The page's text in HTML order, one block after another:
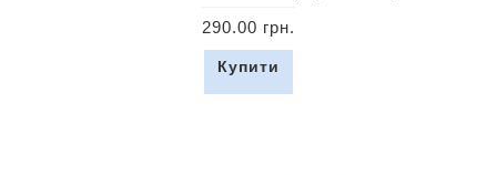
290.00 грн.
Купити